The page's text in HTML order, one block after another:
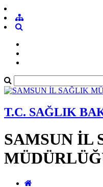
T.C. SAĞLIK
SAMSUN İL